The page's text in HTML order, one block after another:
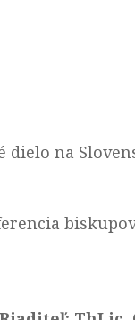
dielo na